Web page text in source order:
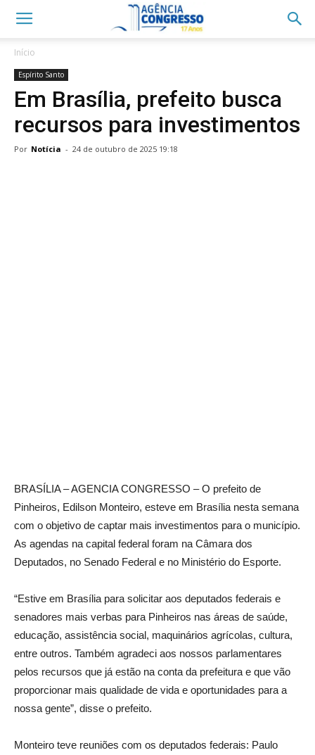
Início
Espírito Santo
Em Brasília, prefeito busca
recursos para investimentos
Por Notícia - 24 de outubro de 2025 19:18
BRASÍLIA – AGENCIA CONGRESSO – O prefeito de
Pinheiros, Edilson Monteiro, esteve em Brasília nesta semana
com o objetivo de captar mais investimentos para o município.
As agendas na capital federal foram na Câmara dos
Deputados, no Senado Federal e no Ministério do Esporte.
“Estive em Brasília para solicitar aos deputados federais e
senadores mais verbas para Pinheiros nas áreas de saúde,
educação, assistência social, maquinários agrícolas, cultura,
entre outros. Também agradeci aos nossos parlamentares
pelos recursos que já estão na conta da prefeitura e que vão
proporcionar mais qualidade de vida e oportunidades para a
nossa gente”, disse o prefeito.
Monteiro teve reuniões com os deputados federais: Paulo